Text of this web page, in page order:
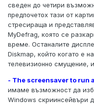
сведен до четири
предпочетох тази от
стресираща и
MyDefrag, която се
време. Останалите
Diskmap, който когато е
телевизионно смущение,
- The screensaver to run
имаме възможност да
Windows скриинсейвъри